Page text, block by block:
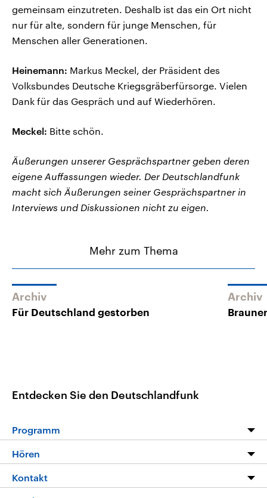
gemeinsam einzutreten. Deshalb ist das ein Ort nicht
nur für alte, sondern für junge Menschen, für
Menschen aller Generationen.
Heinemann: Markus Meckel, der Präsident des
Volksbundes Deutsche Kriegsgräberfürsorge. Vielen
Dank für das Gespräch und auf Wiederhören.
Meckel: Bitte schön.
Äußerungen unserer Gesprächspartner geben deren
eigene Auffassungen wieder. Der Deutschlandfunk
macht sich Äußerungen seiner Gesprächspartner in
Interviews und Diskussionen nicht zu eigen.
Mehr zum Thema
Archiv
Für Deutschland gestorben
Archiv
Entdecken Sie den Deutschlandfunk
Programm
Die Nachrichten
Hören
Livestream
Kontakt